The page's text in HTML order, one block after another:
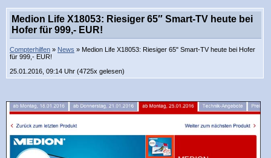
Medion Life X18053: Riesiger 65″ Smart-TV heute bei
Hofer für 999,- EUR!
Compterhilfen » News » Medion Life X18053: Riesiger 65" Smart-TV heute bei Hofer
für 999,- EUR!
25.01.2016, 09:14 Uhr (4725x gelesen)